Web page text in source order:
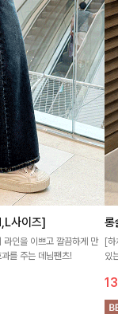
사이즈]
라인을 이쁘고 깔끔하게 만
를 주는 데님팬츠!
롱
[
있